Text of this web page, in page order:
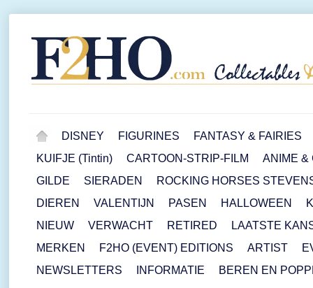
DISNEY FIGURINES
FANTASY & FAIRIES
KUIFJE (Tintin)
CARTOON-STRIP-FILM
ANIME &
GILDE
SIERADEN
ROCKING HORSES
DIEREN
VALENTIJN PASEN HALLOWEEN
NIEUW
VERWACHT RETIRED
LAATSTE
MERKEN
F2HO (EVENT) EDITIONS ARTIST
NEWSLETTERS
INFORMATIE BEREN EN